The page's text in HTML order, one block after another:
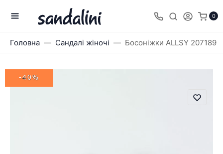
0
Головна Сандалі жіночі Босоніжки ALLSY 207189
-40%